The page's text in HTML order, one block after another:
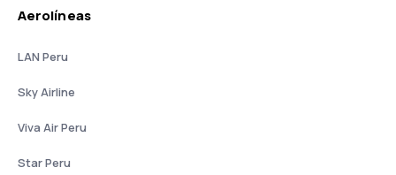
Aerolíneas
LAN Peru
Sky Airline
Viva Air Peru
Star Peru